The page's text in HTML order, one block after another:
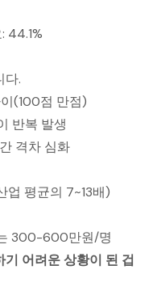
44.1%
다.
(100점 만점)
반복 발생
격차 심화
평균의 7~13배)
300-600만원/명
어려운 상황이 된 겁